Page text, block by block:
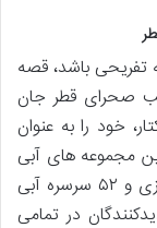
تفریحی باشد، قصه
صحرای قطر جان
پارک آبی با مساحت گسترده ۶ هکتار، خود را به عنوان
مجموعه های آبی
در خاورمیانه معرفی کرده است. مریال با ۴۵ بازی و ۵۲ سرسره آبی
در تمامی